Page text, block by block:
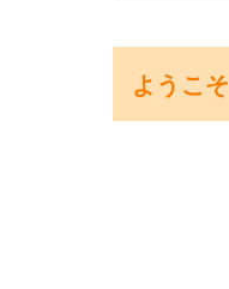
ようこそ